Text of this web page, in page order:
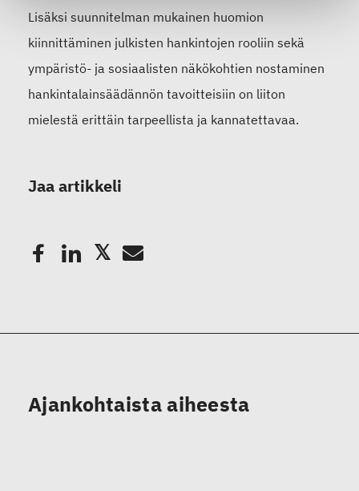
Lisäksi suunnitelman mukainen huomion
kiinnittäminen julkisten hankintojen rooliin sekä
ympäristö- ja sosiaalisten näkökohtien nostaminen
hankintalainsäädännön tavoitteisiin on liiton
mielestä erittäin tarpeellista ja kannatettavaa.
Jaa artikkeli
Ajankohtaista aiheesta